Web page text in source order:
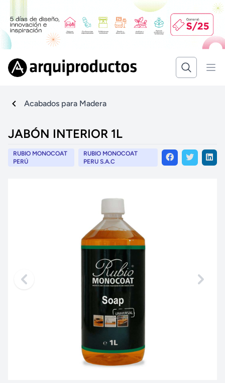
Acabados para Madera
JABÓN INTERIOR 1L
RUBIO MONOCOAT
PERÚ
RUBIO MONOCOAT
PERU S.A.C